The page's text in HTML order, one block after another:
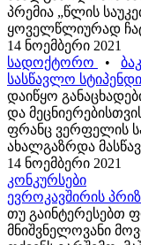
პრემია „წლის
ყოველწლიურად
ინფორმაციით
ლიტერატურის
საგამომცემლო
შემოქმედებითი
14 ნოემბერი 2021
სადოქტორო
•
სასწავლო
დაიწყო
და
ფრანც ვერფელის
ახალგაზრდა
გერმანულ ენას ან
სტიპენდია
ენათმეცნიერებისა
14 ნოემბერი 2021
კონკურსები
ევროკავშირის
თუ გაინტერესებთ
მნიშვნელოვანი